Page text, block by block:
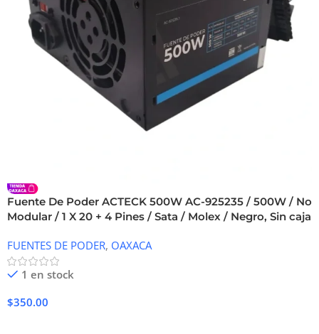
Fuente De Poder ACTECK 500W AC-925235 / 500W / No
Modular / 1 X 20 + 4 Pines / Sata / Molex / Negro, Sin caja
FUENTES DE PODER, OAXACA
1 en stock
$350.00